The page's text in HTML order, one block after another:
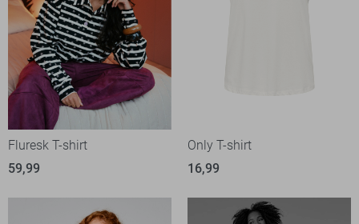
Fluresk T-shirt
59,99
Only T-shirt
16,99